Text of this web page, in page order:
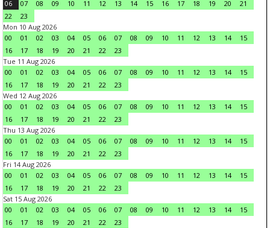
06 07 08 09 10 11 12 13 14 15 16 17 18 19 20
21
22
23
Mon 10 Aug 2026
00
01 02 03 04 05 06 07 08 09 10 11 12 13 14
15
16
17 18 19 20 21 22
23
Tue 11 Aug 2026
00
01 02 03 04 05 06 07 08 09 10 11 12 13 14
15
16
17 18 19 20 21 22
23
Wed 12 Aug 2026
00
01 02 03 04 05 06 07 08 09 10 11 12 13 14
15
16
17 18 19 20 21 22
23
Thu 13 Aug 2026
00
01 02 03 04 05 06 07 08 09 10 11 12 13 14
15
16
17 18 19 20 21 22
23
Fri 14 Aug 2026
00
01 02 03 04 05 06 07 08 09 10 11 12 13 14
15
16
17 18 19 20 21 22
23
Sat 15 Aug 2026
00
01 02 03 04 05 06 07 08 09 10 11 12 13 14
15
16
17 18 19 20 21 22
23